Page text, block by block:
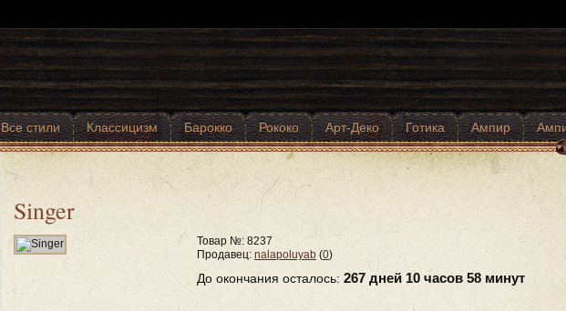
Все стили Классицизм Барокко Рококо Арт-Деко Готика Ампир
Singer
Товар №: 8237
Продавец: nalapoluyab (0)
До окончания осталось: 267 дней 10 часов 58 минут